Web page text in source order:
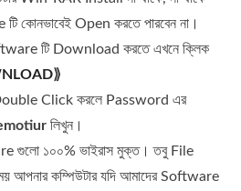
কোনভাবেই Open করতে পারবেন না।
টি Download করতে এখনে ক্লিক
⟫
Double Click করলে Password এর
লিখুন।
গুলো ১০০% ভাইরাস মুক্ত। তবু File
আপনার কম্পিউটার যদি আমাদের Software